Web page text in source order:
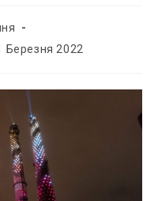
Березня 2022